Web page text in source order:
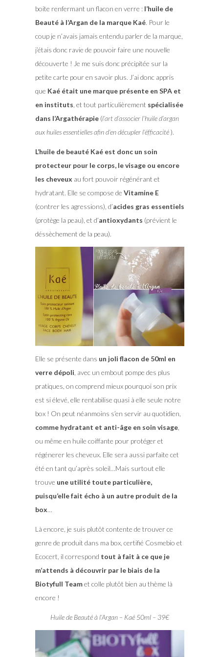
boite renfermant un flacon en verre : l’huile de
Beauté à l’Argan de la marque Kaé. Pour le
coup je n’avais jamais entendu parler de la marque,
j’étais donc ravie de pouvoir faire une nouvelle
découverte ! Je me suis donc précipitée sur la
petite carte pour en savoir plus. J’ai donc appris
que Kaé était une marque présente en SPA et
en instituts , et tout particulièrement spécialisée
dans l’Argathérapie(l’art d’associer l’huile d’argan
aux huiles essentielles afin d’en décupler l’éfficacité).
L’huile de beauté Kaé est donc un soin
protecteur pour le corps, le visage ou encore
les cheveux au fort pouvoir régénérant et
hydratant. Elle se compose de Vitamine E
(contrer les agressions), d’acides gras essentiels
(protège la peau), et d’antioxydants (prévient le
déssèchement de la peau).
Elle se présente dans un joli flacon de 50ml en
verre dépoli , avec un embout pompe des plus
pratiques, on comprend mieux pourquoi son prix
est si élevé, elle rentabilise quasi à elle seule notre
box ! On peut néanmoins s’en servir au quotidien,
comme hydratant et anti-âge en soin visage,
ou même en huile coiffante pour protéger et
régénerer les cheveux. Elle sera aussi parfaite cet
été en tant qu’après soleil…Mais surtout elle
trouve une utilité toute particulière,
puisqu’elle fait écho à un autre produit de la
box…
Là encore, je suis plutôt contente de trouver ce
genre de produit dans ma box, certifié Cosmebio et
Ecocert, il correspond tout à fait à ce que je
m’attends à découvrir par le biais de la
Biotyfull Teamet colle plutôt bien au thème là
encore !
Huile de Beauté à l’Argan – Kaé 50ml – 39€